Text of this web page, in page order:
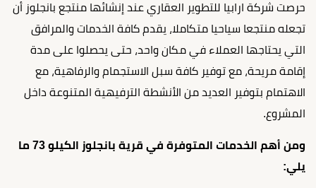
حرصت شركة ارابيا للتطوير العقاري عند إنشائها منتجع بانجلوز أن
تجعله منتجعا سياحيا متكاملا، يقدم كافة الخدمات والمرافق
التي يحتاجها العملاء في مكان واحد، حتى يحصلوا على مدة
إقامة مريحة، مع توفير كافة سبل الاستجمام والرفاهية، مع
الاهتمام بتوفير العديد من الأنشطة الترفيهية المتنوعة داخل
المشروع.
ومن أهم الخدمات المتوفرة في قرية بانجلوز الكيلو 73 ما
يلي: